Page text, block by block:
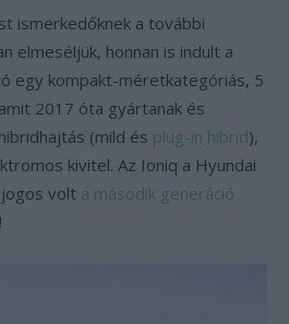
ismerkedőknek a további
elmeséljük, honnan is indult a
egy kompakt-méretkategóriás, 5
2017 óta gyártanak és
(mild és plug-in hibrid),
kivitel. Az Ioniq a Hyundai
volt a második generáció